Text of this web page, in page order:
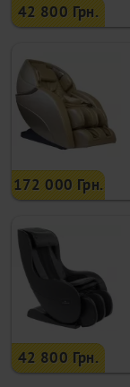
42 800 Грн.
172 000 Грн.
42 800 Грн.